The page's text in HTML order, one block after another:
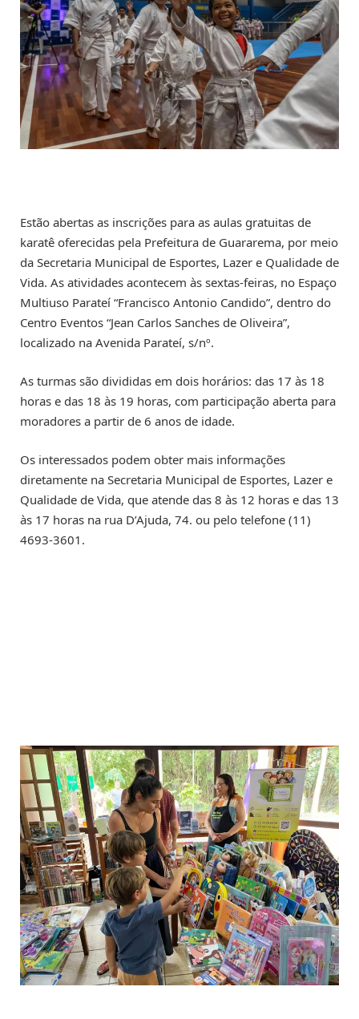
Estão abertas as inscrições para as aulas gratuitas de
karatê oferecidas pela Prefeitura de Guararema, por meio
da Secretaria Municipal de Esportes, Lazer e Qualidade de
Vida. As atividades acontecem às sextas-feiras, no Espaço
Multiuso Parateí “Francisco Antonio Candido”, dentro do
Centro Eventos “Jean Carlos Sanches de Oliveira”,
localizado na Avenida Parateí, s/nº.
As turmas são divididas em dois horários: das 17 às 18
horas e das 18 às 19 horas, com participação aberta para
moradores a partir de 6 anos de idade.
Os interessados podem obter mais informações
diretamente na Secretaria Municipal de Esportes, Lazer e
Qualidade de Vida, que atende das 8 às 12 horas e das 13
às 17 horas na rua D’Ajuda, 74. ou pelo telefone (11)
4693-3601.